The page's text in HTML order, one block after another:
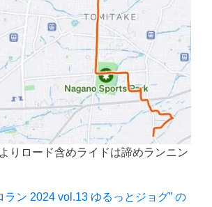
りロード含めライドは諦めランニン
ラン 2024 vol.13 ゆるっとジョグ” の